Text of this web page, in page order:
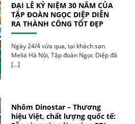
ĐẠI LỄ KỶ NIỆM 30 NĂM CỦA
TẬP ĐOÀN NGỌC DIỆP DIỄN
RA THÀNH CÔNG TỐT ĐẸP
Ngày 24/4 vừa qua, tại khách sạn
Meliá Hà Nội, Tập đoàn Ngọc Diệp đã
[…]
Nhôm Dinostar – Thương
hiệu Việt, chất lượng quốc tế: